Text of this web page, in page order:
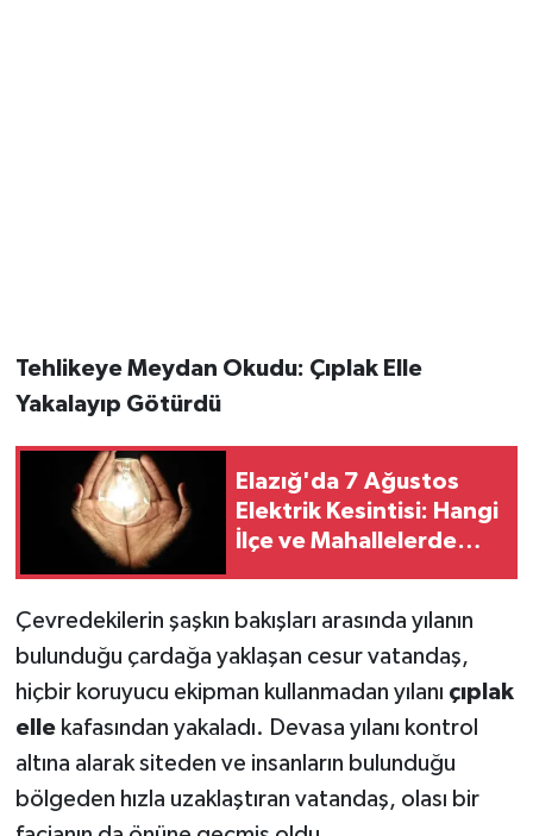
Tehlikeye Meydan Okudu: Çıplak Elle
Yakalayıp Götürdü
Elazığ'da 7 Ağustos
Elektrik Kesintisi: Hangi
İlçe ve Mahallelerde
Çevredekilerin şaşkın bakışları arasında yılanın
bulunduğu çardağa yaklaşan cesur vatandaş,
hiçbir koruyucu ekipman kullanmadan yılanı çıplak
ellekafasından yakaladı. Devasa yılanı kontrol
altına alarak siteden ve insanların bulunduğu
bölgeden hızla uzaklaştıran vatandaş, olası bir